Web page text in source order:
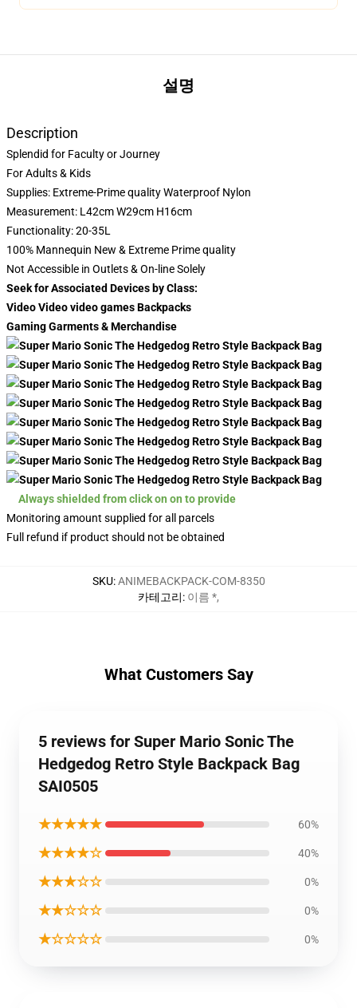
설명
Description
Splendid for Faculty or Journey
For Adults & Kids
Supplies: Extreme-Prime quality Waterproof Nylon
Measurement: L42cm W29cm H16cm
Functionality: 20-35L
100% Mannequin New & Extreme Prime quality
Not Accessible in Outlets & On-line Solely
Seek for Associated Devices by Class:
Video Video video games Backpacks
Gaming Garments & Merchandise
Always shielded from click on on to provide
Monitoring amount supplied for all parcels
Full refund if product should not be obtained
SKU:ANIMEBACKPACK-COM-8350
카테고리: 이름 *,
What Customers Say
5 reviews for Super Mario Sonic The
Hedgedog Retro Style Backpack Bag
SAI0505
★★★★★ 60%
★★★★☆ 40%
★★★☆☆ 0%
★★☆☆☆ 0%
★☆☆☆☆ 0%